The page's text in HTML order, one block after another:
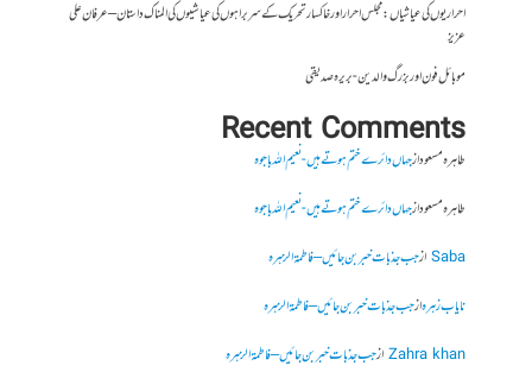
احراریوں کی عیاشیاں : مجلس احرار اور خاکسار تحریک کے سربراہوں کی عیاشیوں کی المناک داستان – عرفان علی
عزیز
موبائل فون اور بزرگ والدین- بریرہ صدیقی
Recent Comments
طاہرہ مسعودازجہاں دائرے ختم ہوتے ہیں- نعیم اللہ باجوہ
طاہرہ مسعودازجہاں دائرے ختم ہوتے ہیں- نعیم اللہ باجوہ
Sabaازجب جذبات خبر بن جائیں – فاطمۃالزہرہ
نایاب زہرہازجب جذبات خبر بن جائیں – فاطمۃالزہرہ
Zahra khanازجب جذبات خبر بن جائیں – فاطمۃالزہرہ